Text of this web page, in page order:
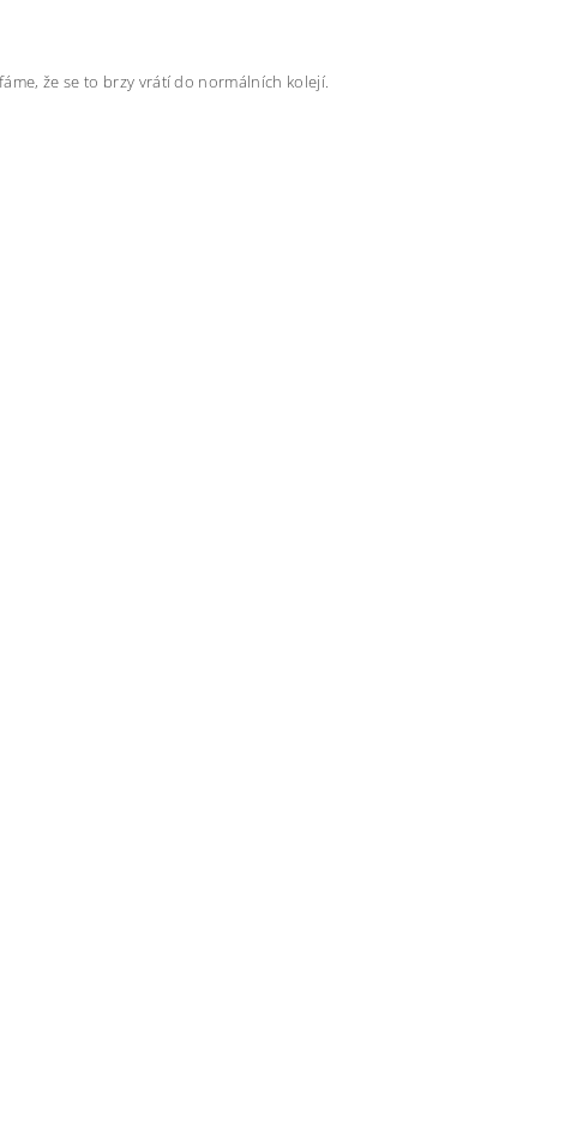
že se to brzy vrátí do normálních kolejí.